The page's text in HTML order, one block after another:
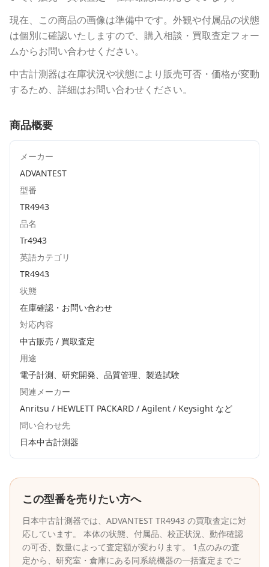
現在、この商品の画像は準備中です。外観や付属品の状態
は個別に確認いたしますので、購入相談・買取査定フォー
ムからお問い合わせください。
中古計測器は在庫状況や状態により販売可否・価格が変動
するため、詳細はお問い合わせください。
商品概要
メーカー
ADVANTEST
型番
TR4943
品名
Tr4943
英語カテゴリ
TR4943
状態
在庫確認・お問い合わせ
対応内容
中古販売 / 買取査定
用途
電子計測、研究開発、品質管理、製造試験
関連メーカー
Anritsu / HEWLETT PACKARD / Agilent / Keysight など
問い合わせ先
日本中古計測器
この型番を売りたい方へ
日本中古計測器では、 ADVANTEST TR4943 の買取査定に対
応しています。 本体の状態、付属品、校正状況、動作確認
の可否、数量によって査定額が変わります。 1点のみの査
定から、研究室・倉庫にある同系統機器の一括査定までご